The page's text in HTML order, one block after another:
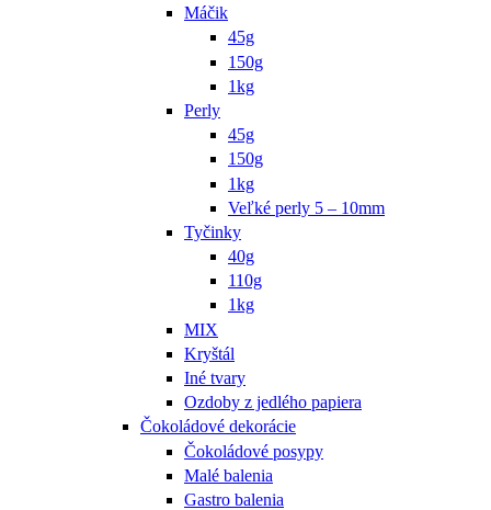
Máčik
45g
150g
1kg
Perly
45g
150g
1kg
Veľké perly 5 – 10mm
Tyčinky
40g
110g
1kg
MIX
Kryštál
Iné tvary
Ozdoby z jedlého papiera
Čokoládové dekorácie
Čokoládové posypy
Malé balenia
Gastro balenia